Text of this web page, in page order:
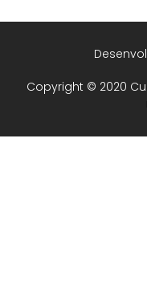
Copyright © 2020